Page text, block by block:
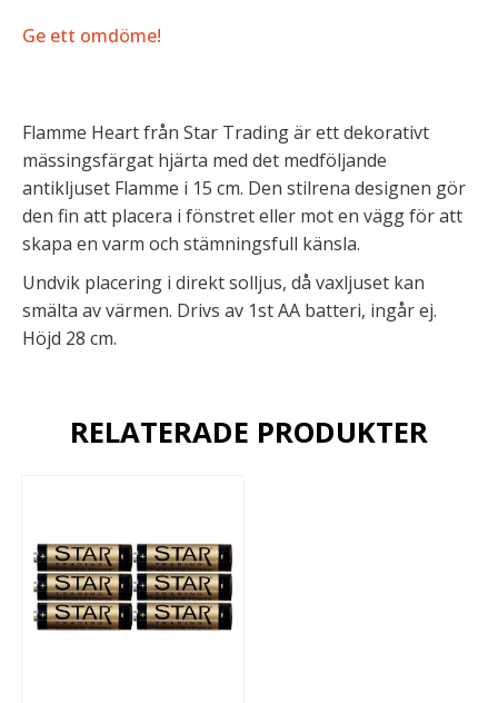
Ge ett omdöme!
Flamme Heart från Star Trading är ett dekorativt
mässingsfärgat hjärta med det medföljande
antikljuset Flamme i 15 cm. Den stilrena designen gör
den fin att placera i fönstret eller mot en vägg för att
skapa en varm och stämningsfull känsla.
Undvik placering i direkt solljus, då vaxljuset kan
smälta av värmen. Drivs av 1st AA batteri, ingår ej.
Höjd 28 cm.
RELATERADE PRODUKTER